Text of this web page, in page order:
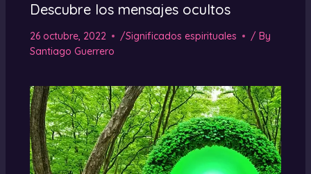
Descubre los mensajes ocultos
26 octubre, 2022 /Significados espirituales
/ By
Santiago Guerrero